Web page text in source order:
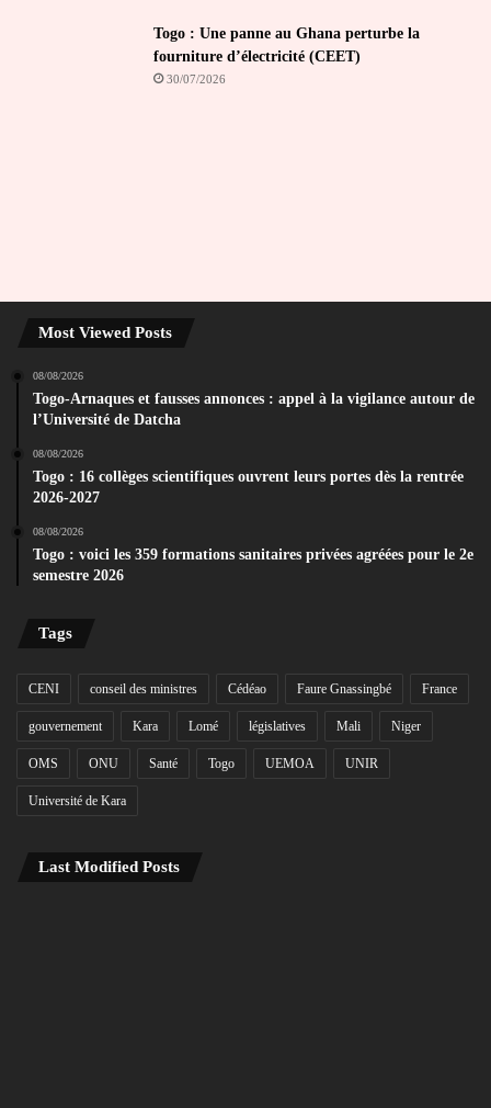
Togo : Une panne au Ghana perturbe la
fourniture d’électricité (CEET)
30/07/2026
Most Viewed Posts
08/08/2026
Togo-Arnaques et fausses annonces : appel à la vigilance autour de
l’Université de Datcha
08/08/2026
Togo : 16 collèges scientifiques ouvrent leurs portes dès la rentrée
2026-2027
08/08/2026
Togo : voici les 359 formations sanitaires privées agréées pour le 2e
semestre 2026
Tags
CENI conseil des ministres Cédéao Faure Gnassingbé France
gouvernement Kara Lomé législatives Mali Niger
OMS ONU Santé Togo UEMOA UNIR
Université de Kara
Last Modified Posts